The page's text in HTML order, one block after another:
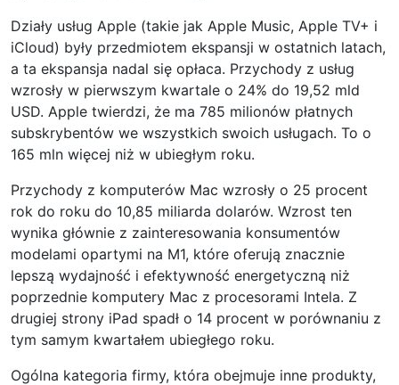
Działy usług Apple (takie jak Apple Music, Apple TV+ i
iCloud) były przedmiotem ekspansji w ostatnich latach,
a ta ekspansja nadal się opłaca. Przychody z usług
wzrosły w pierwszym kwartale o 24% do 19,52 mld
USD. Apple twierdzi, że ma 785 milionów płatnych
subskrybentów we wszystkich swoich usługach. To o
165 mln więcej niż w ubiegłym roku.
Przychody z komputerów Mac wzrosły o 25 procent
rok do roku do 10,85 miliarda dolarów. Wzrost ten
wynika głównie z zainteresowania konsumentów
modelami opartymi na M1, które oferują znacznie
lepszą wydajność i efektywność energetyczną niż
poprzednie komputery Mac z procesorami Intela. Z
drugiej strony iPad spadł o 14 procent w porównaniu z
tym samym kwartałem ubiegłego roku.
Ogólna kategoria firmy, która obejmuje inne produkty,